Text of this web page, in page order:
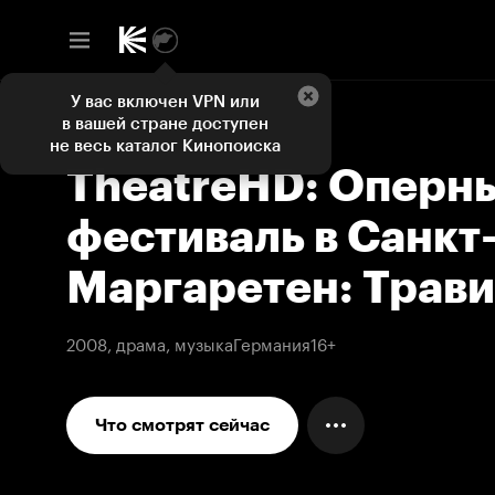
TheatreHD:
фестиваль в Санкт-
Маргаретен:
2008, драма, музыкаГермания16+
Что смотрят сейчас
У вас включен VPN или
в вашей стране доступен
не весь каталог Кинопоиска